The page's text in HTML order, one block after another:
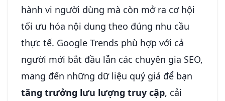
hành vi người dùng mà còn mở ra cơ hội
tối ưu hóa nội dung theo đúng nhu cầu
thực tế. Google Trends phù hợp với cả
người mới bắt đầu lẫn các chuyên gia SEO,
mang đến những dữ liệu quý giá để bạn
tăng trưởng lưu lượng truy cập, cải